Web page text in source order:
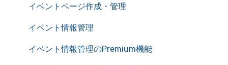
自動送信メール一覧
チケット確認
イベントキャンセル
主催者とのやり取り
イベントページ作成・管理
イベント情報管理
イベント情報管理のPremium機能